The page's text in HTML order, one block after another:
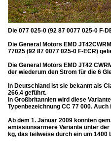
Die 077 025-0 (92 87 0077 025-0 F-
Die General Motors EMD
77025 (92 87 0077 025-0 F-ECR)
Die General Motors EMD JT42
der wiederum den Strom für die 6
In Deutschland ist sie bekannt als
266.4 geführt.
In Großbritannien wird diese
Typenbezeichnung CC 77 000.
Ab dem 1. Januar 2009 konnten
emissionsärmere Variante unter
kg, das teilweise durch ein um